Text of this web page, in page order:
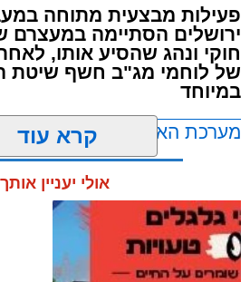
פעילות מבצעית מתוחה
ירושלים הסתיימה במעצרם
חוקי ונהג שהסיע אותו,
של לוחמי מג"ב חשף שיטת
במיוחד
מערכת האתר / 17:21 09.08.26
תגים:ירושלים, שב"ח
קרא עוד
אולי יעניין